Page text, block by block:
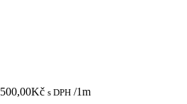
500,00Kč s DPH /1m